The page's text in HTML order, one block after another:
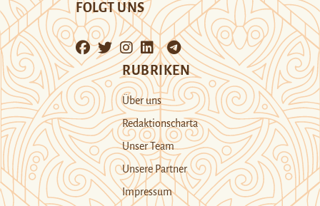
FOLGT UNS
RUBRIKEN
Über uns
Redaktionscharta
Unser Team
Unsere Partner
Impressum